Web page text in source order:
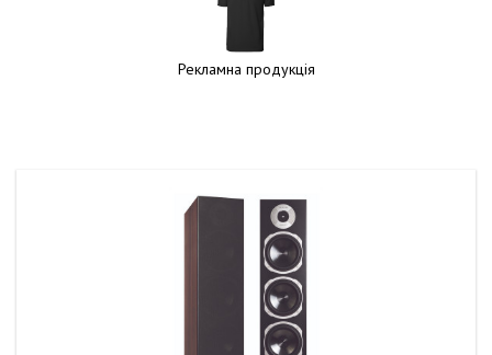
Рекламна продукція